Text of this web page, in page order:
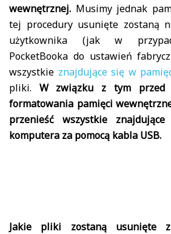
wewnętrznej. Musimy jednak
tej procedury usunięte zostaną
użytkownika (jak w
PocketBooka do ustawień
wszystkie znajdujące się w
pliki. W związku z tym przed
formatowania pamięci
przenieść wszystkie
komputera za pomocą kabla USB.
Jakie pliki zostaną usunięte